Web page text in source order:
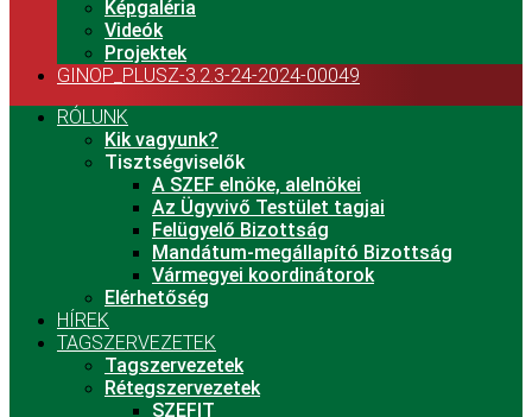
Képgaléria
Videók
Projektek
GINOP_PLUSZ-3.2.3-24-2024-00049
RÓLUNK
Kik vagyunk?
Tisztségviselők
A SZEF elnöke, alelnökei
Az Ügyvivő Testület tagjai
Felügyelő Bizottság
Mandátum-megállapító Bizottság
Vármegyei koordinátorok
Elérhetőség
HÍREK
TAGSZERVEZETEK
Tagszervezetek
Rétegszervezetek
SZEFIT